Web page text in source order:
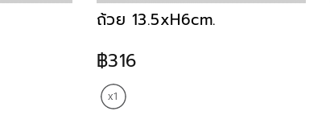
ถ้วย 13.5xH6cm.
฿316